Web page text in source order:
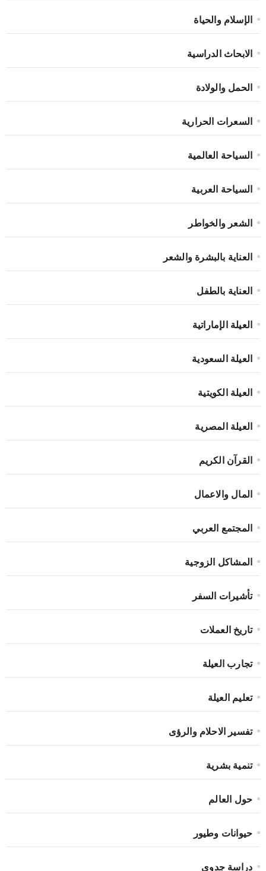
الإسلام والحياة
الابحاث الدراسية
الحمل والولادة
السعرات الحرارية
السياحة العالمية
السياحة العربية
الشعر والخواطر
العناية بالبشرة والشعر
العناية بالطفل
العيلة الإماراتية
العيلة السعودية
العيلة الكويتية
العيلة المصرية
القرآن الكريم
المال والاعمال
المجتمع العربي
المشاكل الزوجية
تأشيرات السفر
تاريخ العملات
تجارب العيلة
تعليم العيلة
تفسير الاحلام والرؤى
تنمية بشرية
حول العالم
حيوانات وطيور
دراسة جدوى